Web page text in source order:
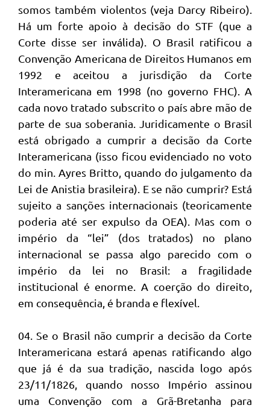
somos também violentos (veja Darcy Ribeiro).
Há um forte apoio à decisão do STF (que a
Corte disse ser inválida). O Brasil ratificou a
Convenção Americana de Direitos Humanos em
1992 e aceitou a jurisdição da Corte
Interamericana em 1998 (no governo FHC). A
cada novo tratado subscrito o país abre mão de
parte de sua soberania. Juridicamente o Brasil
está obrigado a cumprir a decisão da Corte
Interamericana (isso ficou evidenciado no voto
do min. Ayres Britto, quando do julgamento da
Lei de Anistia brasileira). E se não cumprir? Está
sujeito a sanções internacionais (teoricamente
poderia até ser expulso da OEA). Mas com o
império da “lei” (dos tratados) no plano
internacional se passa algo parecido com o
império da lei no Brasil: a fragilidade
institucional é enorme. A coerção do direito,
em consequência, é branda e flexível.
04. Se o Brasil não cumprir a decisão da Corte
Interamericana estará apenas ratificando algo
que já é da sua tradição, nascida logo após
23/11/1826, quando nosso Império assinou
uma Convenção com a Grã-Bretanha para